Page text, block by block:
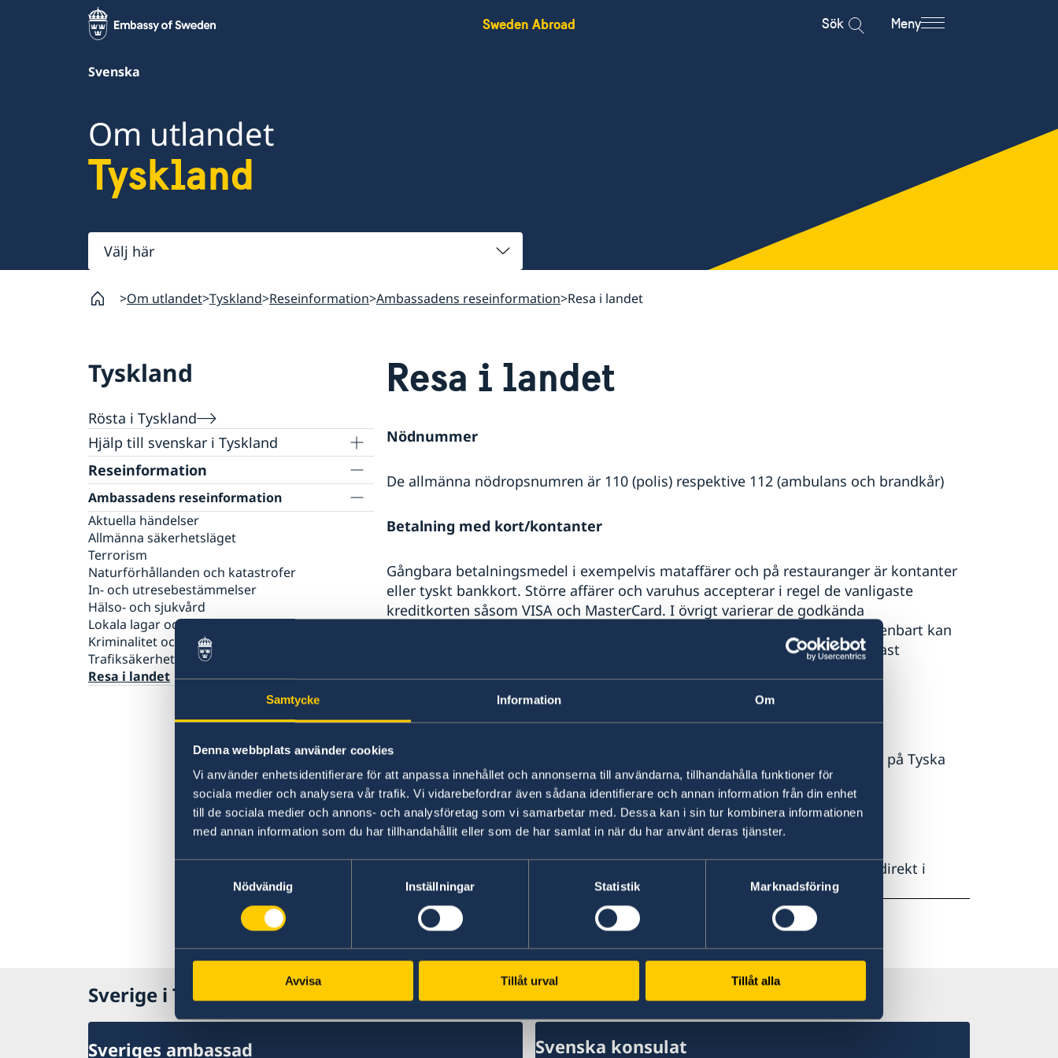
Samtycke Information Om
Denna webbplats använder cookies
Vi använder enhetsidentifierare för att anpassa innehållet och annonserna till användarna, tillhandahålla funktioner för
sociala medier och analysera vår trafik. Vi vidarebefordrar även sådana identifierare och annan information från din enhet
till de sociala medier och annons- och analysföretag som vi samarbetar med. Dessa kan i sin tur kombinera informationen
med annan information som du har tillhandahållit eller som de har samlat in när du har använt deras tjänster.
Nödvändig
Inställningar Statistik Marknadsföring
Avvisa Tillåt urval Tillåt alla
Sweden Abroad Sök Meny
Svenska
Om utlandet
Tyskland
Välj
här
Om utlandet Tyskland Reseinformation Ambassadens reseinformation Resa i landet
Tyskland
Rösta i Tyskland
Hjälp till svenskar i Tyskland
Rösta i Tyskland
Val 2026
Pass och nationellt ID-kort
Ansökan om pass och nationellt ID-kort för
vuxen
Ansökan om pass och nationellt ID-kort för
minderårig
Ansökan om provisoriskt pass
Samordningsnummer
Behålla svenskt medborgarskap
Samordningsnummer
Gifta sig utomlands
Vigsel inför svensk vigselförrättare
Vigsel inför tysk/utländsk myndighet
Körkort
Avgifter
Reseinformation
Ambassadens reseinformation
Aktuella händelser
Allmänna säkerhetsläget
Terrorism
Naturförhållanden och katastrofer
In- och utresebestämmelser
Hälso- och sjukvård
Lokala lagar och sedvänjor
Kriminalitet och personlig säkerhet
Trafiksäkerhet
Resa i landet
Resa i landet
Nödnummer
De allmänna nödropsnumren är 110 (polis) respektive 112 (ambulans och brandkår)
Betalning med kort/kontanter
Gångbara betalningsmedel i exempelvis mataffärer och på restauranger är kontanter
eller tyskt bankkort. Större affärer och varuhus accepterar i regel de vanligaste
kreditkorten såsom VISA och MasterCard. I övrigt varierar de godkända
betalningsmedlen. Det kan vara värt att känna till att det i mindre affärer enbart kan
vara möjligt att betala med kontanter. Även vissa taxibilar godkänner endast
Utförlig reseinformation om de respektive förbundsländerna finns att läsa på Tyska
Turistbyrånshemsida
UD Resklar
Ladda ner UD:s app Resklar för att få tillgång till råd och reseinformation direkt i
mobilen och surfplattan. Appen kan hämtas
Senast uppdaterad 27 juli 2026, 10.04
Sverige i Tyskland
Sveriges ambassad Svenska konsulat